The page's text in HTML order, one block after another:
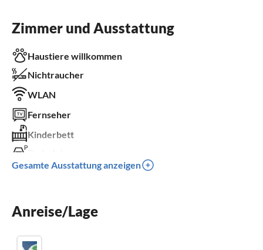
Zimmer und Ausstattung
Haustiere willkommen
Nichtraucher
WLAN
Fernseher
Kinderbett
Kinder willkommen
Gesamte Ausstattung anzeigen
Anreise/Lage